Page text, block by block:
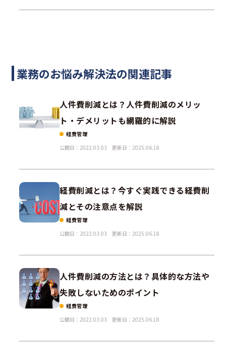
する実態調査
業務のお悩み解決法の関連記事
人件費削減とは？人件費削減のメリッ
ト・デメリットも網羅的に解説
経費管理
公開日：2022.03.03
更新日：2025.06.18
経費削減とは？今すぐ実践できる経費削
減とその注意点を解説
経費管理
公開日：2022.03.03
更新日：2025.06.18
人件費削減の方法とは？具体的な方法や
失敗しないためのポイント
経費管理
公開日：2022.03.03
更新日：2025.06.18